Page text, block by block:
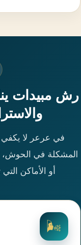
رش مبيدات
في عرعر لا يكفي
المشكلة في الحوش،
أو الأماكن
🌬️